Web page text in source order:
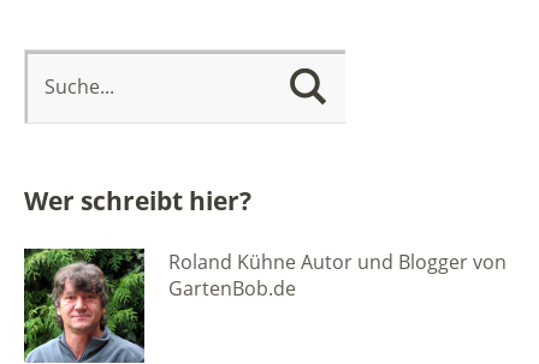
Wer schreibt hier?
Roland Kühne Autor und Blogger von
GartenBob.de